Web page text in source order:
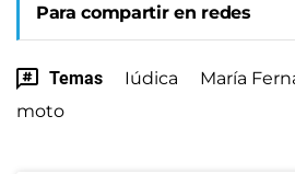
Para compartir en redes
Temas Iúdica
María
moto